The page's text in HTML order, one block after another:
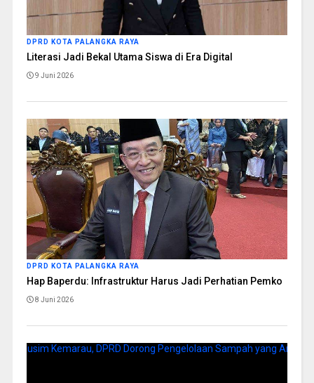
DPRD KOTA PALANGKA RAYA
Literasi Jadi Bekal Utama Siswa di Era Digital
9 Juni 2026
DPRD KOTA PALANGKA RAYA
Hap Baperdu: Infrastruktur Harus Jadi Perhatian Pemko
8 Juni 2026